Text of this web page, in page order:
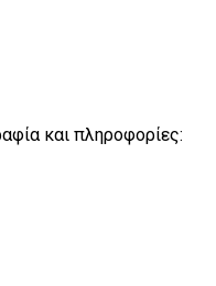
και πληροφορίες: